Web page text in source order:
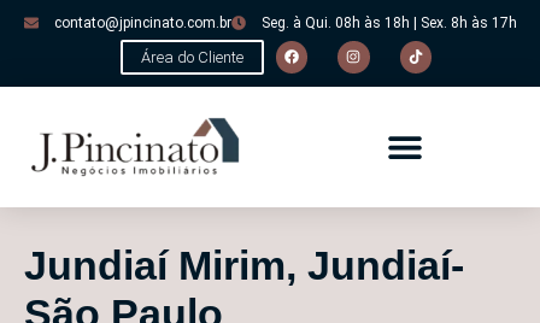
contato@jpincinato.com.br Seg. à Qui. 08h às 18h | Sex. 8h às 17h
Área do Cliente
Jundiaí Mirim, Jundiaí-
São Paulo